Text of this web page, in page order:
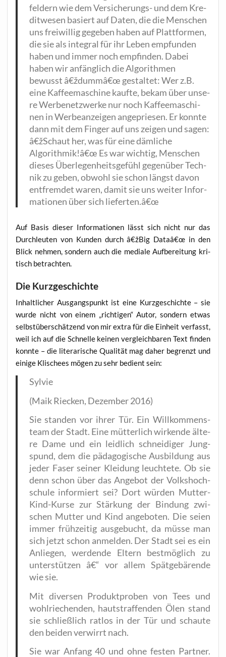
fel­dern wie dem Ver­si­che­rungs- und dem Kre­
dit­we­sen basiert auf Daten, die die Men­schen
uns frei­wil­lig gege­ben haben auf Platt­for­men,
die sie als inte­gral für ihr Leben emp­fun­den
haben und immer noch emp­fin­den. Dabei
haben wir anfäng­lich die Algo­rith­men
bewusst â€ždummâ€œ gestal­tet: Wer z.B.
eine Kaf­fee­ma­schi­ne kauf­te, bekam über unse­
re Wer­be­netz­wer­ke nur noch Kaf­fee­ma­schi­
nen in Wer­be­an­zei­gen ange­prie­sen. Er konn­te
dann mit dem Fin­ger auf uns zei­gen und sagen:
â€žSchaut her, was für eine däm­li­che
Algorithmik!â€œ Es war wich­tig, Men­schen
die­ses Über­le­gen­heits­ge­fühl gegen­über Tech­
nik zu geben, obwohl sie schon längst davon
ent­frem­det waren, damit sie uns wei­ter Infor­
ma­tio­nen über sich lieferten.â€œ
Auf Basis die­ser Infor­ma­tio­nen lässt sich nicht nur das
Durch­leu­ten von Kun­den durch â€žBig Dataâ€œ in den
Blick neh­men, son­dern auch die media­le Auf­be­rei­tung kri­
tisch betrachten.
Die Kurzgeschichte
Inhalt­li­cher Aus­gangs­punkt ist eine Kurz­ge­schich­te – sie
wur­de nicht von einem „rich­ti­gen“ Autor, son­dern etwas
selbst­über­schät­zend von mir extra für die Ein­heit ver­fasst,
weil ich auf die Schnel­le kei­nen ver­gleich­ba­ren Text fin­den
konn­te – die lite­ra­ri­sche Qua­li­tät mag daher begrenzt und
eini­ge Kli­schees mögen zu sehr bedient sein:
Syl­vie
(Maik Riecken, Dezem­ber 2016)
Sie stan­den vor ihrer Tür. Ein Will­kom­mens­
team der Stadt. Eine müt­ter­lich wir­ken­de älte­
re Dame und ein leid­lich schnei­di­ger Jung­
spund, dem die päd­ago­gi­sche Aus­bil­dung aus
jeder Faser sei­ner Klei­dung leuch­te­te. Ob sie
denn schon über das Ange­bot der Volks­hoch­
schu­le infor­miert sei? Dort wür­den Mut­ter-
Kind-Kur­se zur Stär­kung der Bin­dung zwi­
schen Mut­ter und Kind ange­bo­ten. Die sei­en
immer früh­zei­tig aus­ge­bucht, da müs­se man
sich jetzt schon anmel­den. Der Stadt sei es ein
Anlie­gen, wer­den­de Eltern best­mög­lich zu
unter­stüt­zen â€“ vor allem Spät­ge­bä­ren­de
wie sie.
Mit diver­sen Pro­dukt­pro­ben von Tees und
wohl­rie­chen­den, haut­straf­fen­den Ölen stand
sie schließ­lich rat­los in der Tür und schau­te
den bei­den ver­wirrt nach.
Sie war Anfang 40 und ohne fes­ten Part­ner.